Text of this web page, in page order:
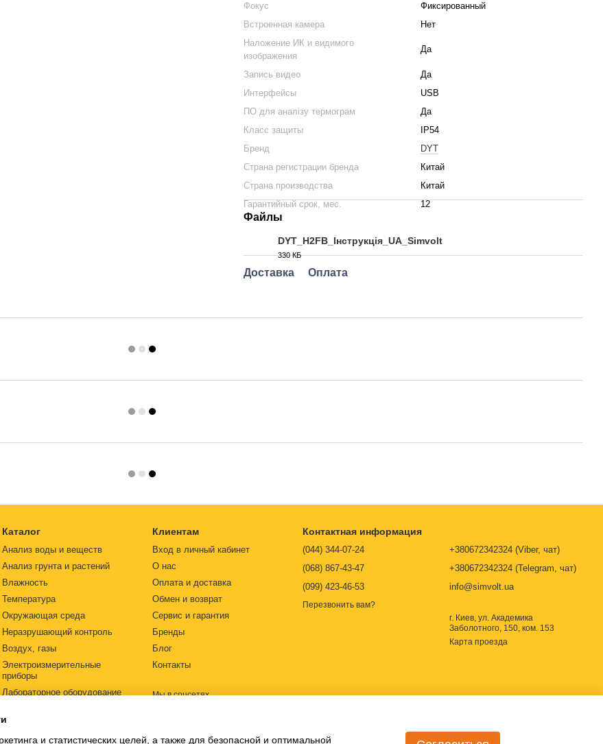
Фокус
Фиксированный
Встроенная камера
Нет
Наложение ИК и видимого
изображения
Да
Запись видео
Да
Интерфейсы
USB
ПО для аналізу термограм
Да
Класс защиты
IP54
Бренд
DYT
Страна регистрации бренда
Китай
Страна производства
Китай
Гарантийный срок, мес.
12
Файлы
DYT_H2FB_Інструкція_UA_Simvolt
330 КБ
Доставка Оплата
Каталог
Анализ воды и веществ
Анализ грунта и растений
Влажность
Температура
Окружающая среда
Неразрушающий контроль
Воздух, газы
Электроизмерительные
приборы
Лабораторное оборудование
Источники питания
Ph-метры
Клиентам
Вход в личный кабинет
О нас
Оплата и доставка
Обмен и возврат
Сервис и гарантия
Бренды
Блог
Контакты
Мы в соцсетях
Контактная информация
(044) 344-07-24
(068) 867-43-47
(099) 423-46-53
Перезвонить вам?
+380672342324 (Viber, чат)
+380672342324 (Telegram, чат)
info@simvolt.ua
г. Киев, ул. Академика
Заболотного, 150, ком. 153
Карта проезда
и статистических целей, а также для безопасной и оптимальной